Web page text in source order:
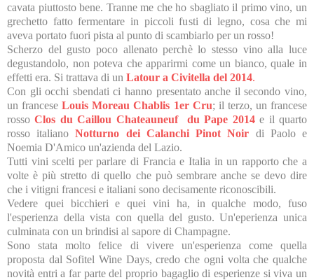
cavata piuttosto bene. Tranne me che ho sbagliato il primo vino, un
grechetto fatto fermentare in piccoli fusti di legno, cosa che mi
aveva portato fuori pista al punto di scambiarlo per un rosso!
Scherzo del gusto poco allenato perchè lo stesso vino alla luce
degustandolo, non poteva che apparirmi come un bianco, quale in
effetti era. Si trattava di un Latour a Civitella del 2014.
Con gli occhi sbendati ci hanno presentato anche il secondo vino,
un franceseLouis Moreau Chablis 1er Cru; il terzo, un francese
rossoClos du Caillou Chateauneuf du Pape 2014 e il quarto
rosso italianoNotturno dei Calanchi Pinot Noir di Paolo e
Noemia D'Amico un'azienda del Lazio.
Tutti vini scelti per parlare di Francia e Italia in un rapporto che a
volte è più stretto di quello che può sembrare anche se devo dire
che i vitigni francesi e italiani sono decisamente riconoscibili.
Vedere quei bicchieri e quei vini ha, in qualche modo, fuso
l'esperienza della vista con quella del gusto. Un'eperienza unica
culminata con un brindisi al sapore di Champagne.
Sono stata molto felice di vivere un'esperienza come quella
proposta dal Sofitel Wine Days, credo che ogni volta che qualche
novità entri a far parte del proprio bagaglio di esperienze si viva un